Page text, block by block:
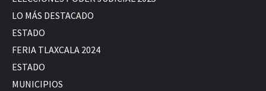
LO MÁS DESTACADO
ESTADO
FERIA TLAXCALA 2024
ESTADO
MUNICIPIOS